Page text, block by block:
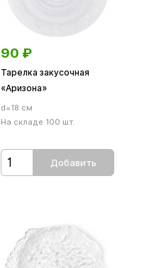
90 ₽
Тарелка закусочная
«Аризона»
d=18 см
На складе 100 шт.
Добавить